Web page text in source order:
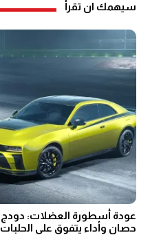
سيهمك ان تقرأ
حصان وأداء يتفوق على الحلبات